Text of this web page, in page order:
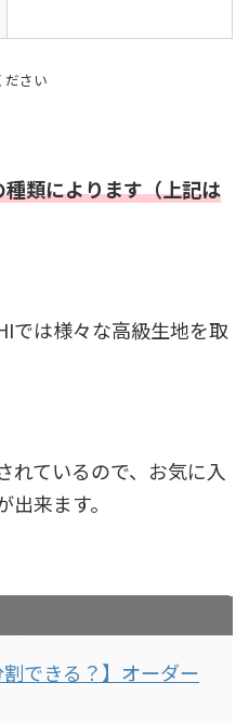
さい
類によります（上記は
では様々な高級生地を取
れているので、お気に入
来ます。
割できる？】オーダー